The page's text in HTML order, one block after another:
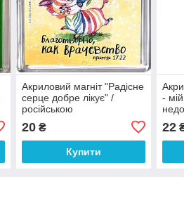
Акриловий магніт "Радісне
серце добре лікує" /
російською
20₴
Купити
-
22